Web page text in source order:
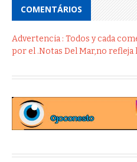
COMENTÁRIOS
Advertencia : Todos y cada
por el .Notas Del Mar,no